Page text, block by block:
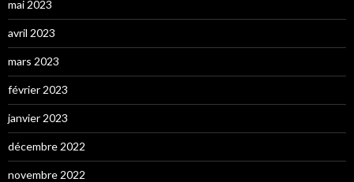
mai 2023
avril 2023
mars 2023
février 2023
janvier 2023
décembre 2022
novembre 2022